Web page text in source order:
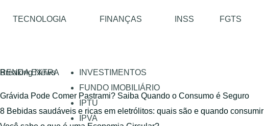
TECNOLOGIA
RENDA EXTRA
FINANÇAS
INVESTIMENTOS
FUNDO IMOBILIÁRIO
IPTU
IPVA
INSS FGTS
Breaking News
Grávida Pode Comer Pastrami? Saiba Quando o Consumo é Seguro
8 Bebidas saudáveis e ricas em eletrólitos: quais são e quando consumir